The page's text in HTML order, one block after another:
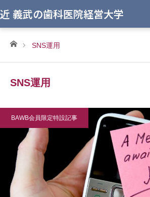
近 義武の歯科医院経営大学
ホームSNS運用
SNS運用
BAWB会員限定特設記事